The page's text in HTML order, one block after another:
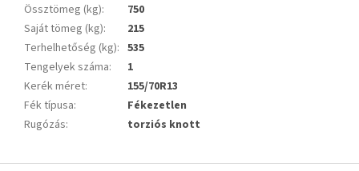
Össztömeg (kg):
750
Saját tömeg (kg):
215
Terhelhetőség (kg): 535
Tengelyek száma:
1
Kerék méret:
155/70R13
Fék típusa:
Fékezetlen
Rugózás: torziós knott